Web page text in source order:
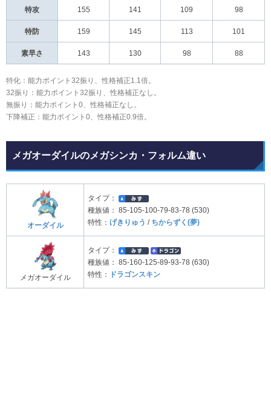
特攻 155 141 109 98
特防 159 145 113 101
素早さ 143 130 98 88
特化：能力ポイント32振り、性格補正1.1倍。
32振り：能力ポイント32振り、性格補正なし。
無振り：能力ポイント0、性格補正なし。
下降補正：能力ポイント0、性格補正0.9倍。
メガオーダイルのメガシンカ・フォルム違い
オーダイル
タイプ：
種族値：
85-105-100-79-83-78 (530)
特性： げきりゅう / ちからずく(夢)
メガオーダイル
タイプ：
種族値：
85-160-125-89-93-78 (630)
特性：
ドラゴンスキン